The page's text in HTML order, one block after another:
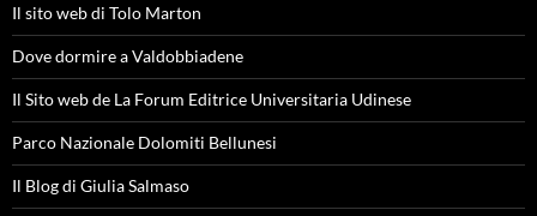
Il sito web di Tolo Marton
Dove dormire a Valdobbiadene
Il Sito web de La Forum Editrice Universitaria Udinese
Parco Nazionale Dolomiti Bellunesi
Il Blog di Giulia Salmaso